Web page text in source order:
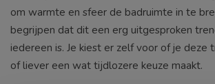
om warmte en sfeer de badruimte in te
begrijpen dat dit een erg uitgesproken
iedereen is. Je kiest er zelf voor of je deze
of liever een wat tijdlozere keuze maakt.